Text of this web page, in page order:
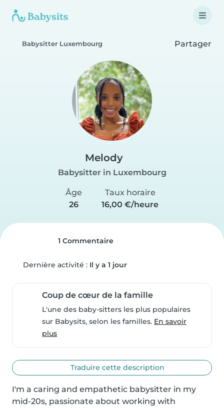
Babysitter Luxembourg Partager
Melody
Babysitter in Luxembourg
Âge
26
Taux horaire
16,00 €/heure
1 Commentaire
Dernière activité : Il y a 1 jour
Coup de cœur de la famille
L'une des baby-sitters les plus populaires
sur Babysits, selon les familles. En savoir
plus
Traduire cette description
I'm a caring and empathetic babysitter in my
mid-20s, passionate about working with